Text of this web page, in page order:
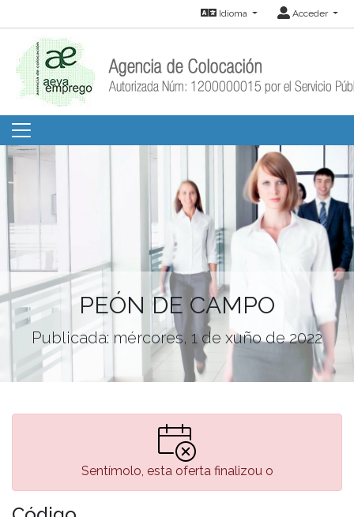
Idioma Acceder
PEÓN DE CAMPO
Publicada: mércores, 1 de xuño de 2022
Sentímolo, esta oferta finalizou o